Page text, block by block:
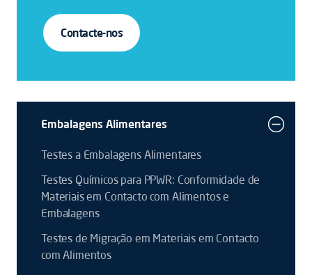
Contacte-nos
Embalagens Alimentares
Testes a Embalagens Alimentares
Testes Químicos para PPWR: Conformidade de
Materiais em Contacto com Alimentos e
Embalagens
Testes de Migração em Materiais em Contacto
com Alimentos